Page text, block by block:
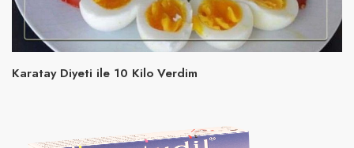
Karatay Diyeti ile 10 Kilo Verdim